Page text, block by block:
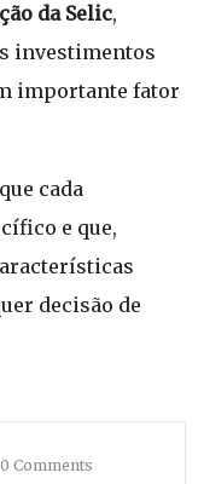
da Selic,
investimentos
importante fator
cada
e que,
decisão de
0 Comments